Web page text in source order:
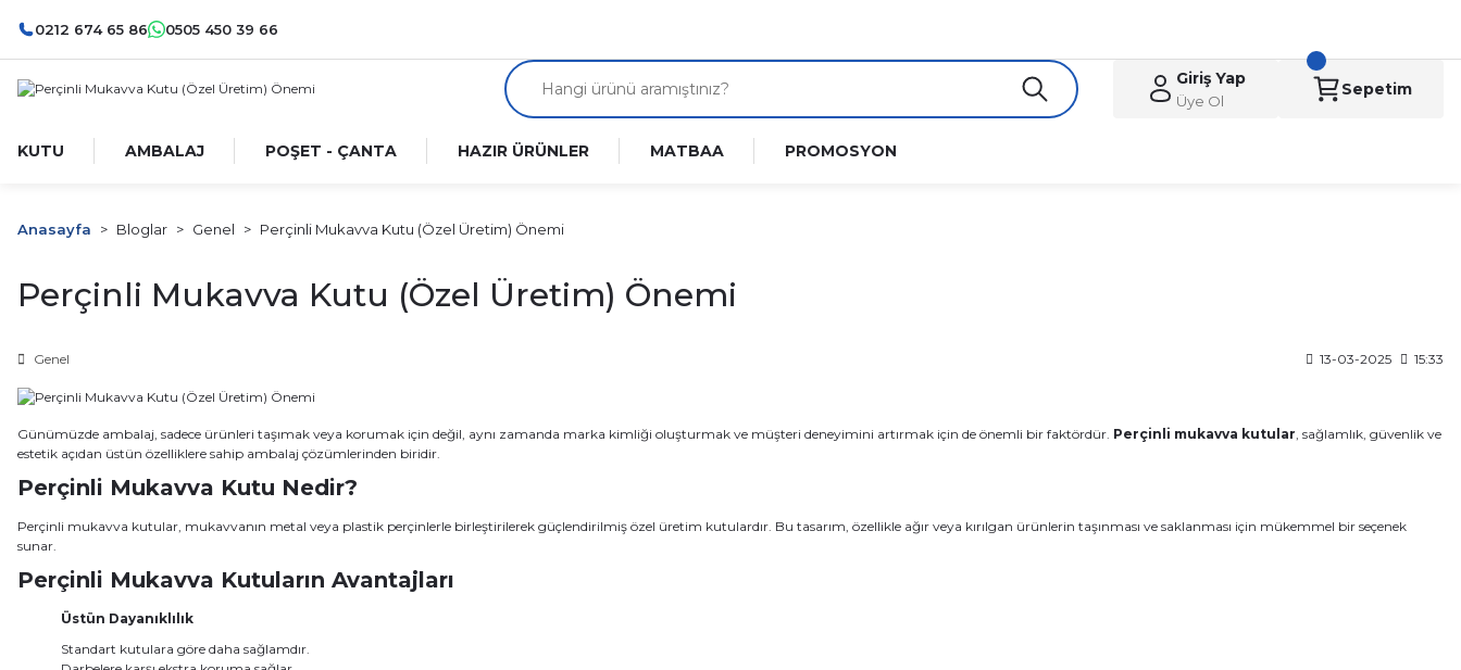
0212 674 65 86 0505 450 39 66
Giriş Yap
Üye Ol
Sepetim
KUTU AMBALAJ POŞET - ÇANTA HAZIR ÜRÜNLER MATBAA PROMOSYON
Anasayfa Bloglar Genel Perçinli Mukavva Kutu (Özel Üretim) Önemi
Perçinli Mukavva Kutu (Özel Üretim) Önemi
Genel 13-03-2025 15:33
Günümüzde ambalaj, sadece ürünleri taşımak veya korumak için değil, aynı zamanda marka kimliği oluşturmak ve müşteri deneyimini artırmak için de önemli bir faktördür. Perçinli mukavva kutular , sağlamlık, güvenlik ve
estetik açıdan üstün özelliklere sahip ambalaj çözümlerinden biridir.
Perçinli Mukavva Kutu Nedir?
Perçinli mukavva kutular, mukavvanın metal veya plastik perçinlerle birleştirilerek güçlendirilmiş özel üretim kutulardır. Bu tasarım, özellikle ağır veya kırılgan ürünlerin taşınması ve saklanması için mükemmel bir seçenek
sunar.
Perçinli Mukavva Kutuların Avantajları
Üstün Dayanıklılık
Standart kutulara göre daha sağlamdır.